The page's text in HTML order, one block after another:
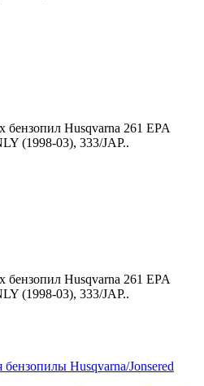
бензопил Husqvarna 261 EPA
(1998-03), 333/JAP..
бензопил Husqvarna 261 EPA
(1998-03), 333/JAP..